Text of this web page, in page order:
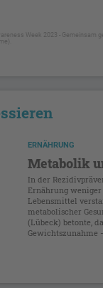
Week 2023 - Gemeinsam
ERNÄHRUNG
Metabolik
In der
Ernährung weniger
Lebensmittel
metabolischer
(Lübeck) betonte,
Gewichtszunahme